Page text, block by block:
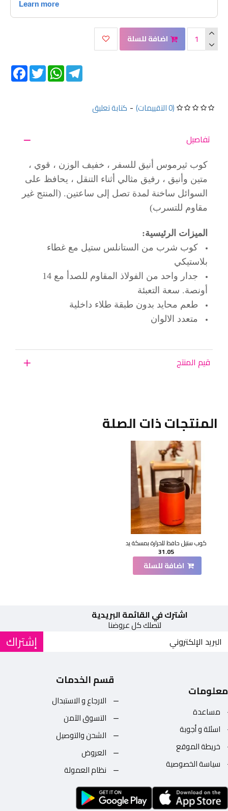
(0 التقييمات) - كتابة تعليق
اضافة للسلة
Twitter
WhatsAppTelegram
تفاصيل
كوب ثيرموس أنيق للسفر ، خفيف الوزن ، قوي ،
متين وأنيق ، رفيق مثالي أثناء التنقل ، يحافظ على
السوائل ساخنة لمدة تصل إلى ساعتين. (المنتج غير
مقاوم للتسرب)
الميزات الرئيسية:
كوب شرب من الستانلس ستيل مع غطاء
بلاستيكي
جدار واحد من الفولاذ المقاوم للصدأ مع 14
أونصة. سعة التعبئة
طعم محايد بدون طبقة طلاء داخلية
متعدد الالوان
قيم المنتج
المنتجات ذات الصلة
كوب ستيل حافظ للحرارة بمسكة يد
31.05
اضافة للسلة
اشترك في القائمة البريدية
لتصلك كل عروضنا
إشتراك
معلومات
مساعدة
اسئلة و أجوبة
خريطة الموقع
سياسة الخصوصية
قسم الخدمات
الارجاع و الاستبدال
التسوق الآمن
الشحن والتوصيل
العروض
نظام العمولة